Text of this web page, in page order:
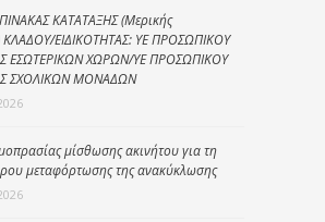
ΚΑΤΑΤΑΞΗΣ (Μερικής
ΚΛΑΔΟΥ/ΕΙΔΙΚΟΤΗΤΑΣ: ΥΕ ΠΡΟΣΩΠΙΚΟΥ
ΕΣΩΤΕΡΙΚΩΝ ΧΩΡΩΝ/ΥΕ ΠΡΟΣΩΠΙΚΟΥ
ΣΧΟΛΙΚΩΝ ΜΟΝΑΔΩΝ
μίσθωσης ακινήτου για τη
μεταφόρτωσης της ανακύκλωσης